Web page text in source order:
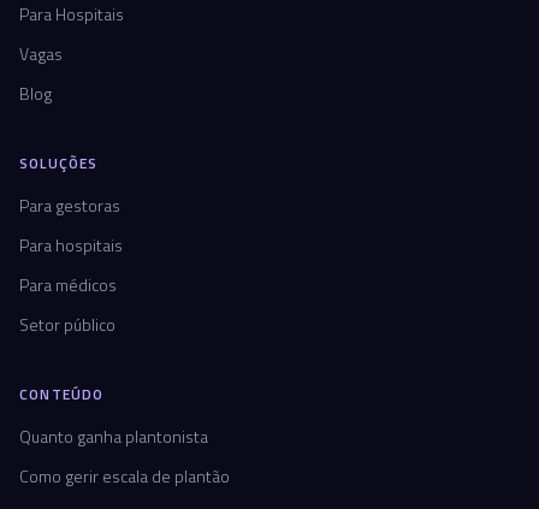
Para Hospitais
Vagas
Blog
SOLUÇÕES
Para gestoras
Para hospitais
Para médicos
Setor público
CONTEÚDO
Quanto ganha plantonista
Como gerir escala de plantão